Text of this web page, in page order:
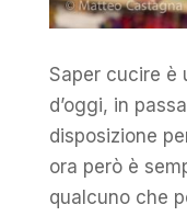
Saper cucire è
d’oggi, in
disposizione
ora però è
qualcuno che